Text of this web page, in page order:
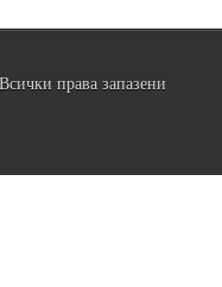
права запазени